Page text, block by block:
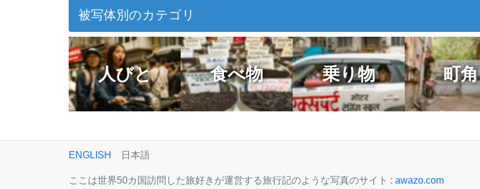
被写体別のカテゴリ
人びと 食べ物 乗り物 町角
ENGLISH 日本語
ここは世界50カ国訪問した旅好きが運営する旅行記のような写真のサイト : awazo.com